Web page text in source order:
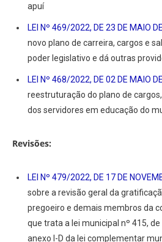
apuí
LEI Nº 469/2022, DE 23 DE MAIO
novo plano de carreira, cargos e
poder legislativo e dá outras
LEI Nº 468/2022, DE 02 DE MAIO
reestruturação do plano de
dos servidores em educação do
Revisões:
LEI Nº 479/2022, DE 17 DE
sobre a revisão geral da
pregoeiro e demais membros da
que trata a lei municipal nº 415,
anexo I-D da lei complementar